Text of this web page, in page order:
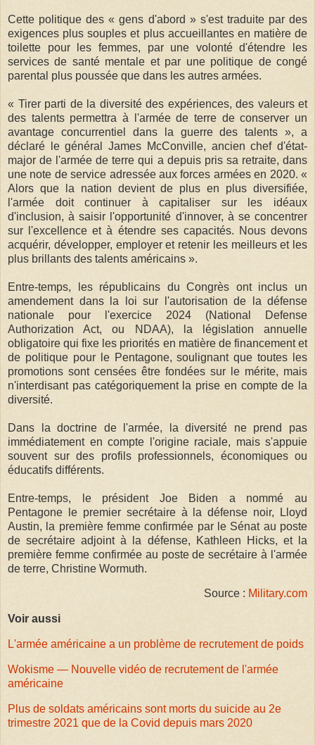
Cette politique des « gens d'abord » s'est traduite par des
exigences plus souples et plus accueillantes en matière de
toilette pour les femmes, par une volonté d'étendre les
services de santé mentale et par une politique de congé
parental plus poussée que dans les autres armées.
« Tirer parti de la diversité des expériences, des valeurs et
des talents permettra à l'armée de terre de conserver un
avantage concurrentiel dans la guerre des talents », a
déclaré le général James McConville, ancien chef d'état-
major de l'armée de terre qui a depuis pris sa retraite, dans
une note de service adressée aux forces armées en 2020. «
Alors que la nation devient de plus en plus diversifiée,
l'armée doit continuer à capitaliser sur les idéaux
d'inclusion, à saisir l'opportunité d'innover, à se concentrer
sur l'excellence et à étendre ses capacités. Nous devons
acquérir, développer, employer et retenir les meilleurs et les
plus brillants des talents américains ».
Entre-temps, les républicains du Congrès ont inclus un
amendement dans la loi sur l'autorisation de la défense
nationale pour l'exercice 2024 (National Defense
Authorization Act, ou NDAA), la législation annuelle
obligatoire qui fixe les priorités en matière de financement et
de politique pour le Pentagone, soulignant que toutes les
promotions sont censées être fondées sur le mérite, mais
n'interdisant pas catégoriquement la prise en compte de la
diversité.
Dans la doctrine de l'armée, la diversité ne prend pas
immédiatement en compte l'origine raciale, mais s'appuie
souvent sur des profils professionnels, économiques ou
éducatifs différents.
Entre-temps, le président Joe Biden a nommé au
Pentagone le premier secrétaire à la défense noir, Lloyd
Austin, la première femme confirmée par le Sénat au poste
de secrétaire adjoint à la défense, Kathleen Hicks, et la
première femme confirmée au poste de secrétaire à l'armée
de terre, Christine Wormuth.
Source : Military.com
Voir aussi
L'armée américaine a un problème de recrutement de poids
Wokisme — Nouvelle vidéo de recrutement de l'armée
américaine
Plus de soldats américains sont morts du suicide au 2e
trimestre 2021 que de la Covid depuis mars 2020